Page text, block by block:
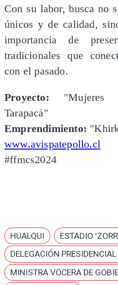
Con su labor, busca no
únicos y de calidad,
importancia de
tradicionales que
con el pasado.
Proyecto: "Mujeres
Tarapacá"
Emprendimiento:
www.avispatepollo.cl
#ffmcs2024
HUALQUI
ESTADIO
DELEGACIÓN
MINISTRA VOCERA DE